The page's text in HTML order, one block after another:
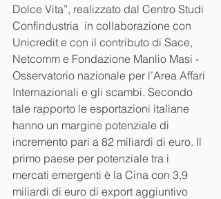
Dolce Vita”, realizzato dal Centro Studi
Confindustria  in collaborazione con
Unicredit e con il contributo di Sace,
Netcomm e Fondazione Manlio Masi -
Osservatorio nazionale per l’Area Affari
Internazionali e gli scambi. Secondo
tale rapporto le esportazioni italiane
hanno un margine potenziale di
incremento pari a 82 miliardi di euro. Il
primo paese per potenziale tra i
mercati emergenti è la Cina con 3,9
miliardi di euro di export ag­giuntivo